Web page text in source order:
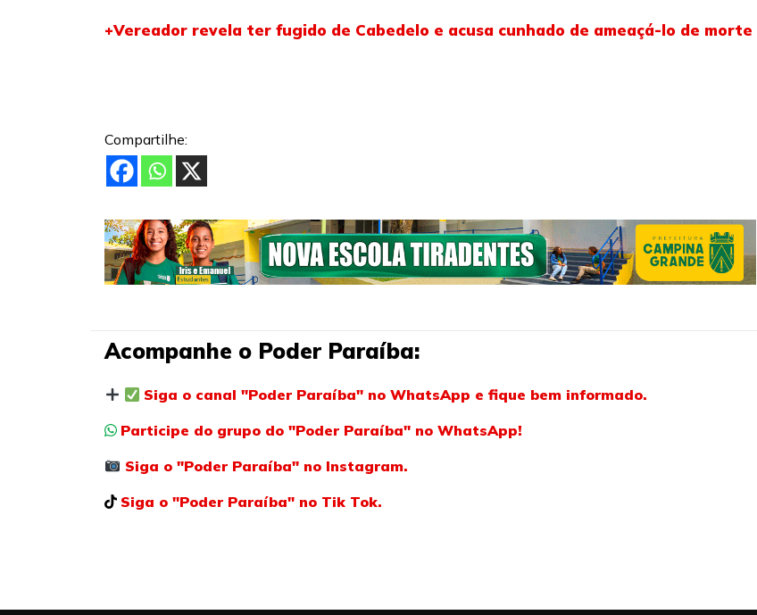
+Vereador revela ter fugido de Cabedelo e acusa cunhado de ameaçá-lo de morte
Compartilhe:
Acompanhe o Poder Paraíba:
Siga o canal "Poder Paraíba" no WhatsApp e fique bem informado.
Participe do grupo do "Poder Paraíba" no WhatsApp!
Siga o "Poder Paraíba" no Instagram.
Siga o "Poder Paraíba" no Tik Tok.